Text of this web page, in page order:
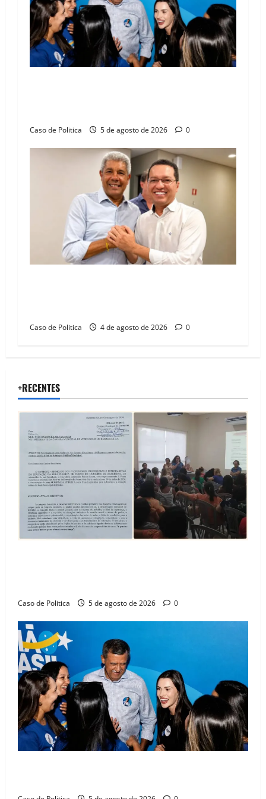
Caso de Politica 5 de agosto de 2026 0
Caso de Politica 4 de agosto de 2026 0
+RECENTES
Caso de Politica 5 de agosto de 2026 0